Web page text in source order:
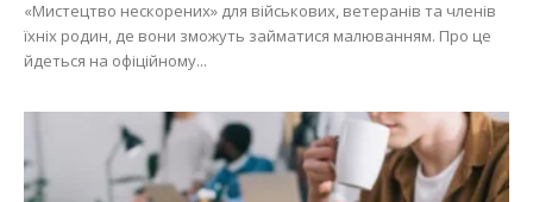
«Мистецтво нескорених» для військових, ветеранів та членів
їхніх родин, де вони зможуть займатися малюванням. Про це
йдеться на офіційному...